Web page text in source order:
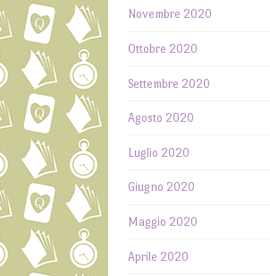
Novembre 2020
Ottobre 2020
Settembre 2020
Agosto 2020
Luglio 2020
Giugno 2020
Maggio 2020
Aprile 2020